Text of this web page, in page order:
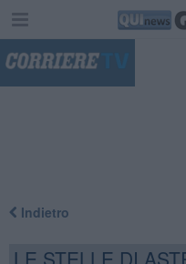
Indietro
LE STELLE DI